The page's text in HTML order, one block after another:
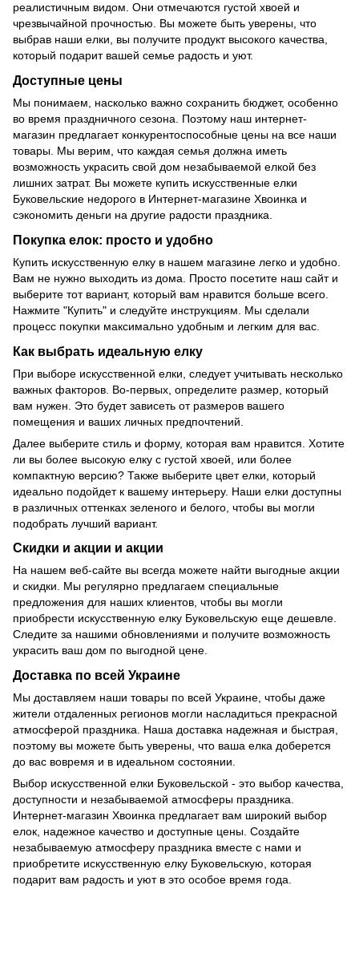
реалистичным видом. Они отмечаются густой хвоей и
чрезвычайной прочностью. Вы можете быть уверены, что
выбрав наши елки, вы получите продукт высокого качества,
который подарит вашей семье радость и уют.
Доступные цены
Мы понимаем, насколько важно сохранить бюджет, особенно
во время праздничного сезона. Поэтому наш интернет-
магазин предлагает конкурентоспособные цены на все наши
товары. Мы верим, что каждая семья должна иметь
возможность украсить свой дом незабываемой елкой без
лишних затрат. Вы можете купить искусственные елки
Буковельские недорого в Интернет-магазине Хвоинка и
сэкономить деньги на другие радости праздника.
Покупка елок: просто и удобно
Купить искусственную елку в нашем магазине легко и удобно.
Вам не нужно выходить из дома. Просто посетите наш сайт и
выберите тот вариант, который вам нравится больше всего.
Нажмите "Купить" и следуйте инструкциям. Мы сделали
процесс покупки максимально удобным и легким для вас.
Как выбрать идеальную елку
При выборе искусственной елки, следует учитывать несколько
важных факторов. Во-первых, определите размер, который
вам нужен. Это будет зависеть от размеров вашего
помещения и ваших личных предпочтений.
Далее выберите стиль и форму, которая вам нравится. Хотите
ли вы более высокую елку с густой хвоей, или более
компактную версию? Также выберите цвет елки, который
идеально подойдет к вашему интерьеру. Наши елки доступны
в различных оттенках зеленого и белого, чтобы вы могли
подобрать лучший вариант.
Скидки и акции и акции
На нашем веб-сайте вы всегда можете найти выгодные акции
и скидки. Мы регулярно предлагаем специальные
предложения для наших клиентов, чтобы вы могли
приобрести искусственную елку Буковельскую еще дешевле.
Следите за нашими обновлениями и получите возможность
украсить ваш дом по выгодной цене.
Доставка по всей Украине
Мы доставляем наши товары по всей Украине, чтобы даже
жители отдаленных регионов могли насладиться прекрасной
атмосферой праздника. Наша доставка надежная и быстрая,
поэтому вы можете быть уверены, что ваша елка доберется
до вас вовремя и в идеальном состоянии.
Выбор искусственной елки Буковельской - это выбор качества,
доступности и незабываемой атмосферы праздника.
Интернет-магазин Хвоинка предлагает вам широкий выбор
елок, надежное качество и доступные цены. Создайте
незабываемую атмосферу праздника вместе с нами и
приобретите искусственную елку Буковельскую, которая
подарит вам радость и уют в это особое время года.